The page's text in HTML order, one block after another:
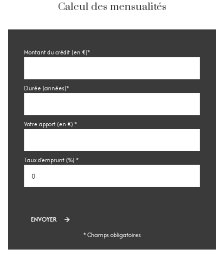
Calcul des mensualités
Montant du crédit (en €)*
Durée (années)*
Votre apport (en €) *
Taux d'emprunt (%) *
ENVOYER
* Champs obligatoires